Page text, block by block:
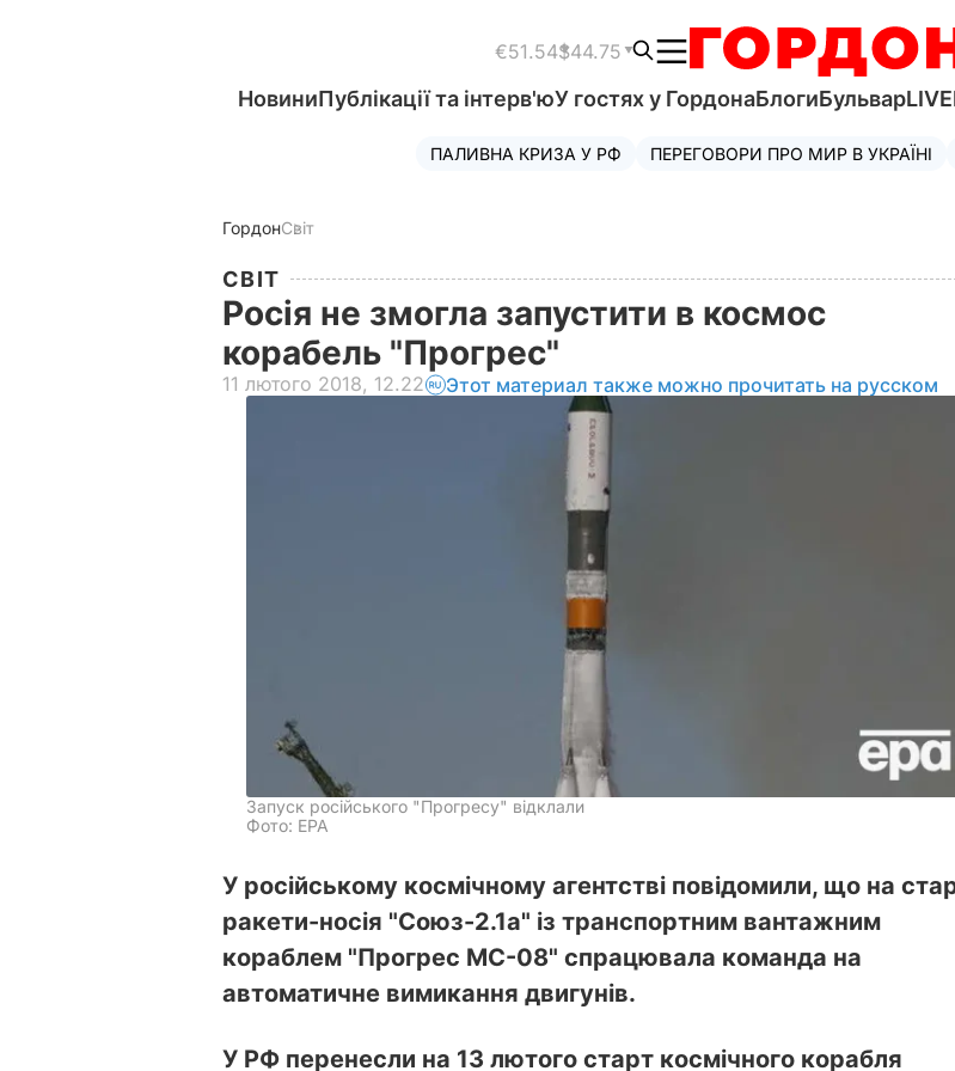
€51.54$44.75
НовиниПублікації та інтерв'юУ гостях у ГордонаБлогиБульварLIVE
ПАЛИВНА КРИЗА У РФ ПЕРЕГОВОРИ ПРО МИР В УКРАЇНІ
ГордонСвіт
СВІТ
Росія не змогла запустити в космос
корабель "Прогрес"
11 лютого 2018, 12.22 Этот материал также можно прочитать на русском
Запуск російського "Прогресу" відклали
Фото: ЕРА
У російському космічному агентстві повідомили, що на
ракети-носія "Союз-2.1а" із транспортним вантажним
кораблем "Прогрес МС-08" спрацювала команда на
автоматичне вимикання двигунів.
У РФ перенесли на 13 лютого старт космічного корабля